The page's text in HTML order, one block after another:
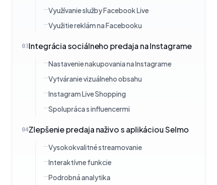
Využívanie služby Facebook Live
Využitie reklám na Facebooku
03Integrácia sociálneho predaja na Instagrame
Nastavenie nakupovania na Instagrame
Vytváranie vizuálneho obsahu
Instagram Live Shopping
Spolupráca s influencermi
04Zlepšenie predaja naživo s aplikáciou Selmo
Vysokokvalitné streamovanie
Interaktívne funkcie
Podrobná analytika